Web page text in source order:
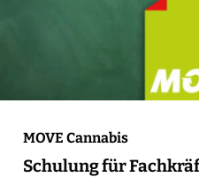
MOVE Cannabis
Schulung für